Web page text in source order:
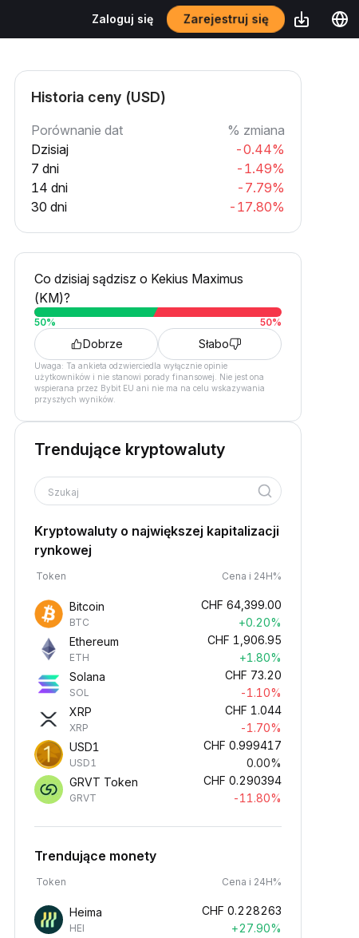
Zaloguj się Zarejestruj się
Historia ceny (USD)
Porównanie dat
% zmiana
Dzisiaj
-0.44%
7 dni
-1.49%
14 dni
-7.79%
30 dni
-17.80%
Co dzisiaj sądzisz o Kekius Maximus
(KM)?
50% 50%
Dobrze Słabo
Uwaga: Ta ankieta odzwierciedla wyłącznie opinie
użytkowników i nie stanowi porady finansowej. Nie jest ona
wspierana przez Bybit EU ani nie ma na celu wskazywania
przyszłych wyników.
Trendujące kryptowaluty
Szukaj
Kryptowaluty o największej kapitalizacji
rynkowej
Token Cena i 24H%
Bitcoin
BTC
CHF 64,399.00
+0.20%
Ethereum
ETH
CHF 1,906.95
+1.80%
Solana
SOL
CHF 73.20
-1.10%
XRP
XRP
CHF 1.044
-1.70%
USD1
USD1
CHF 0.999417
0.00%
GRVT Token
GRVT
CHF 0.290394
-11.80%
Trendujące monety
Token Cena i 24H%
Heima
HEI
CHF 0.228263
+27.90%